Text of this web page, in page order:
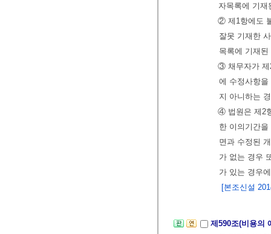
자목록에 기
② 제1항에도
잘못 기재한
목록에 기재
③ 채무자가 제
에 수정사항
지 아니하는
④ 법원은 제2
한 이의기간
면과 수정된
가 없는 경우
가 있는 경우
[본조신설
제590조(비용의